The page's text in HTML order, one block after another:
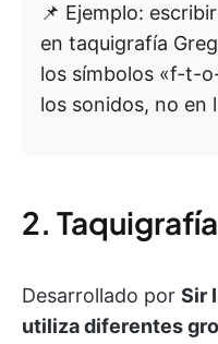
📌 Ejemplo:
en taquigrafía
los símbolos «f-t-
los sonidos, no en
2.
Desarrollado por Sir
utiliza diferentes